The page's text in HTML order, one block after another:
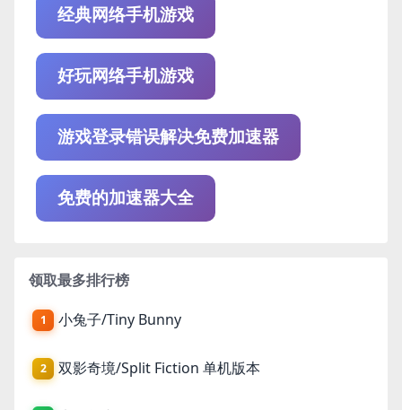
经典网络手机游戏
好玩网络手机游戏
游戏登录错误解决免费加速器
免费的加速器大全
领取最多排行榜
1 小兔子/Tiny Bunny
2 双影奇境/Split Fiction 单机版本